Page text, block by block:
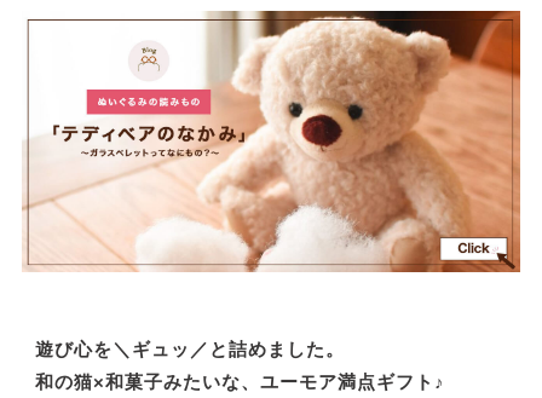
遊び心を＼ギュッ／と詰めました。
和の猫×和菓子みたいな、ユーモア満点ギフト♪